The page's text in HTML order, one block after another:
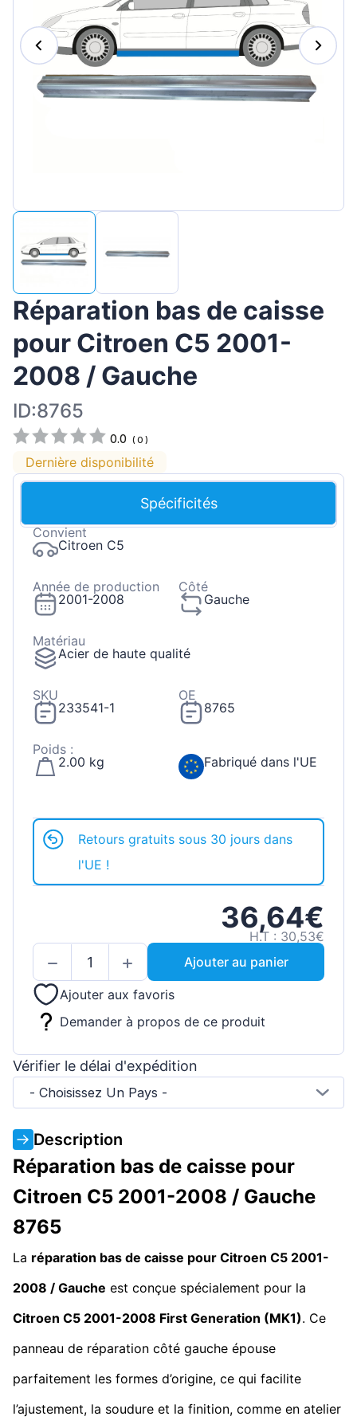
Magyar
Lietuvių
Hrvatski
Português
Réparation bas de caisse
pour Citroen C5 2001-
2008 / Gauche
ID:8765
0.0 (0 )
Dernière disponibilité
Spécificités
Convient
Citroen C5
Année de production
2001-2008
Côté
Gauche
Matériau
Acier de haute qualité
SKU
233541-1
OE
8765
Poids :
2.00 kg
Fabriqué dans l'UE
Retours gratuits sous 30 jours dans
l'UE !
36,64€
H.T : 30,53€
Ajouter au panier
Ajouter aux favoris
Demander à propos de ce produit
Vérifier le délai d'expédition
- Choisissez Un Pays -
Description
Réparation bas de caisse pour
Citroen C5 2001-2008 / Gauche
8765
La réparation bas de caisse pour Citroen C5 2001-
2008 / Gauche est conçue spécialement pour la
Citroen C5 2001-2008 First Generation (MK1). Ce
panneau de réparation côté gauche épouse
parfaitement les formes d’origine, ce qui facilite
l’ajustement, la soudure et la finition, comme en atelier